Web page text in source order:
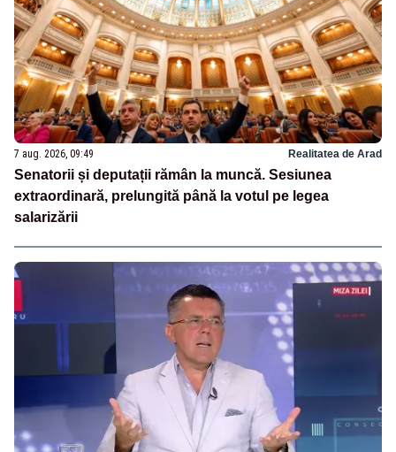
7 aug. 2026, 09:49 Realitatea de Arad
Senatorii și deputații rămân la muncă. Sesiunea
extraordinară, prelungită până la votul pe legea
salarizării